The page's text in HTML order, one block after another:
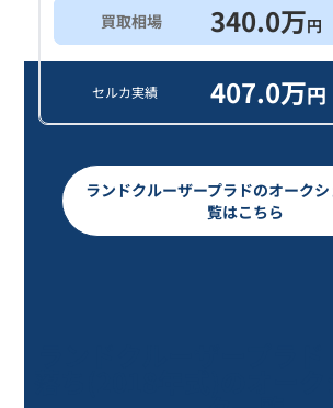
買取相場 340.0万円
セルカ実績 407.0万円
ランドクルーザープラドのオーク
覧はこちら